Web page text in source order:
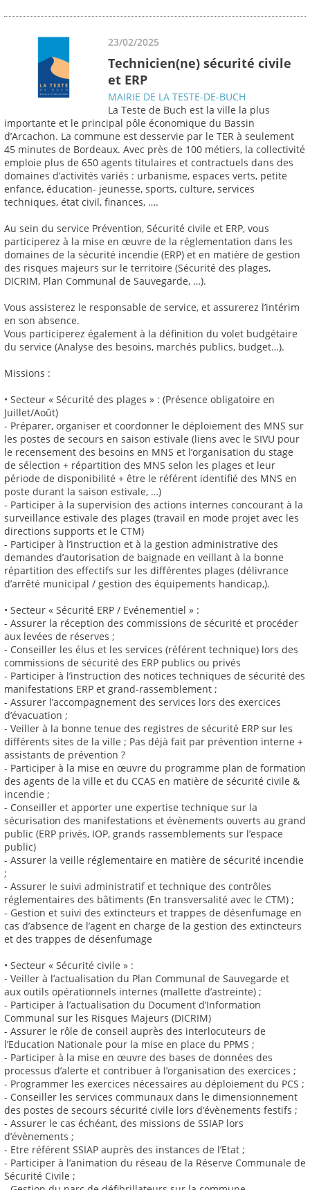
23/02/2025
Technicien(ne) sécurité civile
et ERP
MAIRIE DE LA TESTE-DE-BUCH
La Teste de Buch est la ville la plus
importante et le principal pôle économique du Bassin
d’Arcachon. La commune est desservie par le TER à seulement
45 minutes de Bordeaux. Avec près de 100 métiers, la collectivité
emploie plus de 650 agents titulaires et contractuels dans des
domaines d’activités variés : urbanisme, espaces verts, petite
enfance, éducation- jeunesse, sports, culture, services
techniques, état civil, finances, ….
Au sein du service Prévention, Sécurité civile et ERP, vous
participerez à la mise en œuvre de la réglementation dans les
domaines de la sécurité incendie (ERP) et en matière de gestion
des risques majeurs sur le territoire (Sécurité des plages,
DICRIM, Plan Communal de Sauvegarde, …).
Vous assisterez le responsable de service, et assurerez l’intérim
en son absence.
Vous participerez également à la définition du volet budgétaire
du service (Analyse des besoins, marchés publics, budget…).
Missions :
• Secteur « Sécurité des plages » : (Présence obligatoire en
Juillet/Août)
- Préparer, organiser et coordonner le déploiement des MNS sur
les postes de secours en saison estivale (liens avec le SIVU pour
le recensement des besoins en MNS et l’organisation du stage
de sélection + répartition des MNS selon les plages et leur
période de disponibilité + être le référent identifié des MNS en
poste durant la saison estivale, …)
- Participer à la supervision des actions internes concourant à la
surveillance estivale des plages (travail en mode projet avec les
directions supports et le CTM)
- Participer à l’instruction et à la gestion administrative des
demandes d’autorisation de baignade en veillant à la bonne
répartition des effectifs sur les différentes plages (délivrance
d’arrêté municipal / gestion des équipements handicap,).
• Secteur « Sécurité ERP / Evénementiel » :
- Assurer la réception des commissions de sécurité et procéder
aux levées de réserves ;
- Conseiller les élus et les services (référent technique) lors des
commissions de sécurité des ERP publics ou privés
- Participer à l’instruction des notices techniques de sécurité des
manifestations ERP et grand-rassemblement ;
- Assurer l’accompagnement des services lors des exercices
d’évacuation ;
- Veiller à la bonne tenue des registres de sécurité ERP sur les
différents sites de la ville ; Pas déjà fait par prévention interne +
assistants de prévention ?
- Participer à la mise en œuvre du programme plan de formation
des agents de la ville et du CCAS en matière de sécurité civile &
incendie ;
- Conseiller et apporter une expertise technique sur la
sécurisation des manifestations et évènements ouverts au grand
public (ERP privés, IOP, grands rassemblements sur l’espace
public)
- Assurer la veille réglementaire en matière de sécurité incendie
;
- Assurer le suivi administratif et technique des contrôles
réglementaires des bâtiments (En transversalité avec le CTM) ;
- Gestion et suivi des extincteurs et trappes de désenfumage en
cas d’absence de l’agent en charge de la gestion des extincteurs
et des trappes de désenfumage
• Secteur « Sécurité civile » :
- Veiller à l’actualisation du Plan Communal de Sauvegarde et
aux outils opérationnels internes (mallette d’astreinte) ;
- Participer à l’actualisation du Document d’Information
Communal sur les Risques Majeurs (DICRIM)
- Assurer le rôle de conseil auprès des interlocuteurs de
l’Education Nationale pour la mise en place du PPMS ;
- Participer à la mise en œuvre des bases de données des
processus d’alerte et contribuer à l’organisation des exercices ;
- Programmer les exercices nécessaires au déploiement du PCS ;
- Conseiller les services communaux dans le dimensionnement
des postes de secours sécurité civile lors d’évènements festifs ;
- Assurer le cas échéant, des missions de SSIAP lors
d’évènements ;
- Etre référent SSIAP auprès des instances de l’Etat ;
- Participer à l’animation du réseau de la Réserve Communale de
Sécurité Civile ;